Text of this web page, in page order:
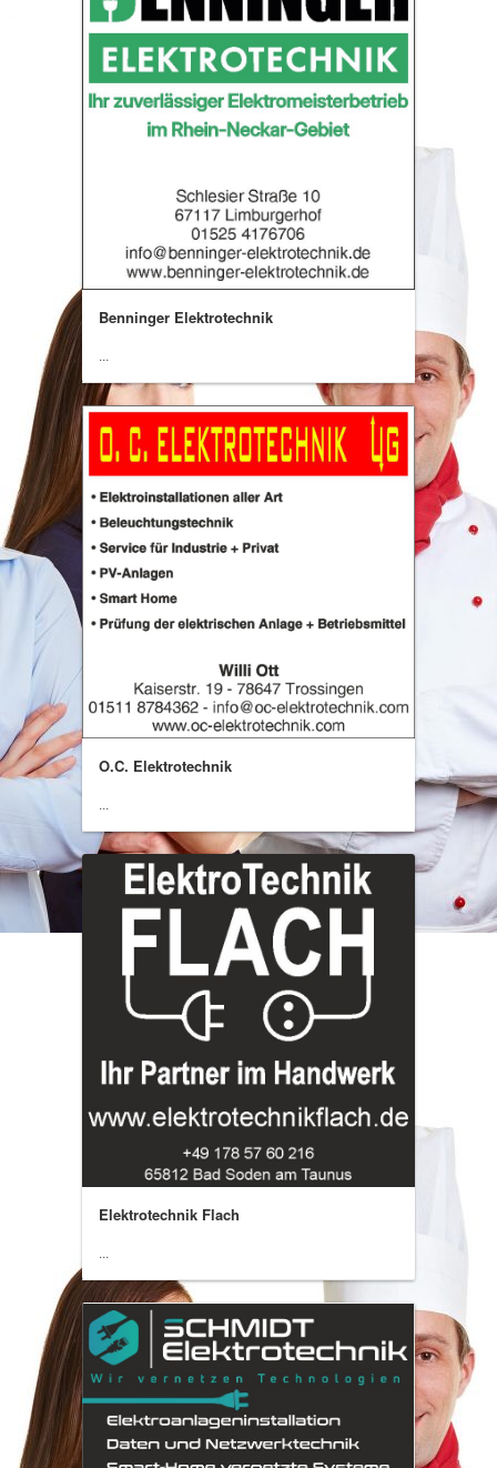
Benninger Elektrotechnik
...
O.C. Elektrotechnik
...
Elektrotechnik Flach
...